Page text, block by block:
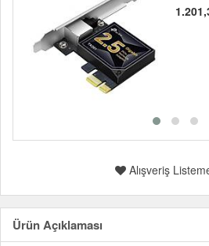
Alışveriş
Ürün Açıklaması